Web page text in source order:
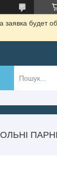
будет